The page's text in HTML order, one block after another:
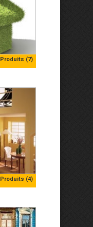
Produits (7)
Produits (4)